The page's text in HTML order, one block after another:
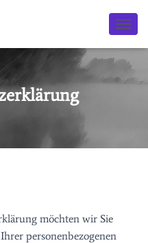
N
A
V
möchten wir Sie
personenbezogenen